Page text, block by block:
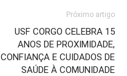
Próximo artigo
USF CORGO CELEBRA 15
ANOS DE PROXIMIDADE,
CONFIANÇA E CUIDADOS DE
SAÚDE À COMUNIDADE